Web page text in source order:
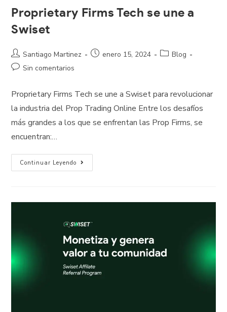
Proprietary Firms Tech se une a
Swiset
Santiago Martinez enero 15, 2024
Blog
Sin comentarios
Proprietary Firms Tech se une a Swiset para revolucionar
la industria del Prop Trading Online Entre los desafíos
más grandes a los que se enfrentan las Prop Firms, se
encuentran:…
Continuar Leyendo